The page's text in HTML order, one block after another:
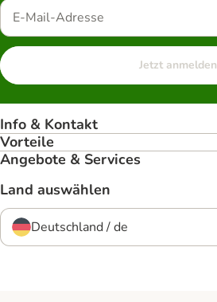
Jetzt anmelden
Info & Kontakt
Vorteile
Angebote & Services
Land auswählen
Deutschland / de